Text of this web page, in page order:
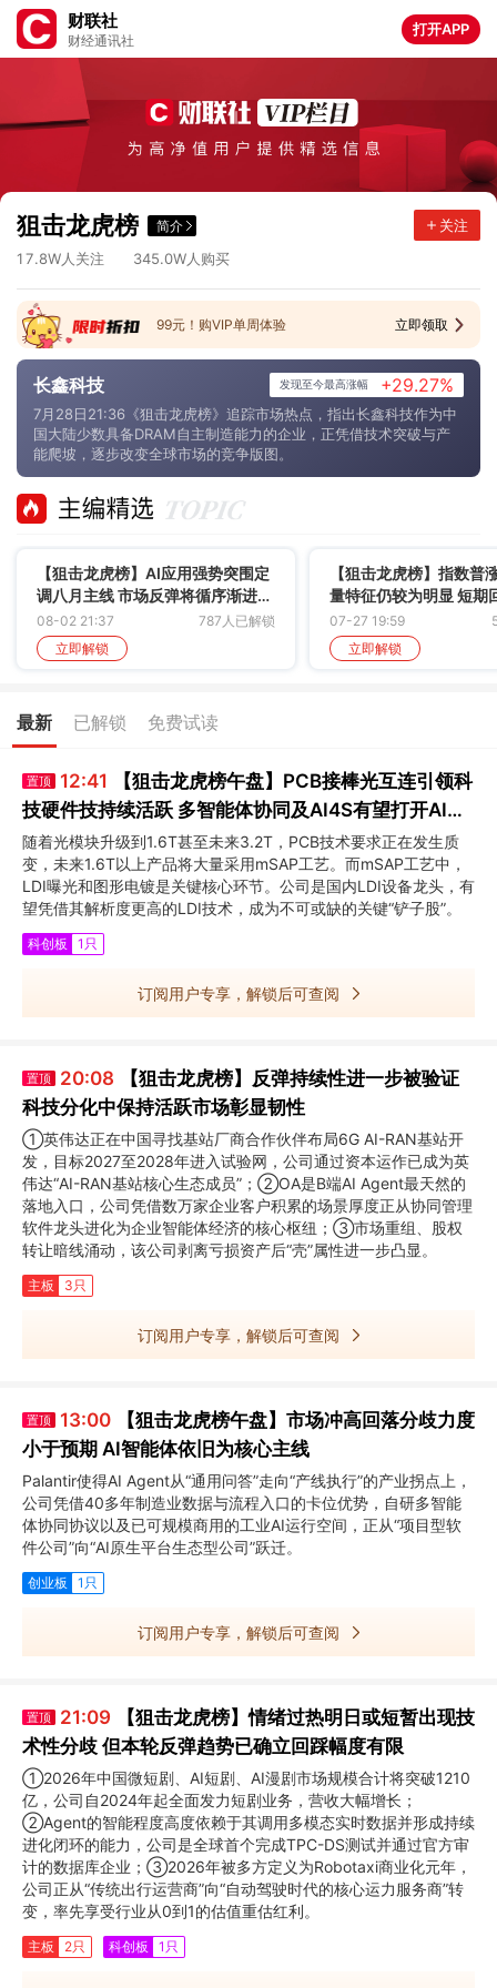
财联社
财经通讯社
打开APP
狙击龙虎榜 简介 关注
2
1
0
1
2
7
8
7
.
.
.
.
5
3
1
8W人关注
0
3
1
2
3
0
3
6
8
4
4
7
1
5
8
5
.
.
.
.
.
.
9
5
0
5
4
0W人购买
99元！购VIP单周体验 立即领取
长鑫科技 发现至今最高涨幅 +29.27%
7月28日21:36《狙击龙虎榜》追踪市场热点，指出长鑫科技作为中
国大陆少数具备DRAM自主制造能力的企业，正凭借技术突破与产
能爬坡，逐步改变全球市场的竞争版图。
【狙击龙虎榜】AI应用强势突围定
调八月主线 市场反弹将循序渐进难
以一蹴而就
08-02 21:37
787人已解锁
立即解锁
【狙击龙虎榜】指数普
量特征仍较为明显 短期
有望迎来新一轮周期
07-27 19:59
立即解锁
最新 已解锁 免费试读
置顶 12:41
【狙击龙虎榜午盘】PCB接棒光互连引领科
技硬件技持续活跃 多智能体协同及AI4S有望打开AI应
用新空间
随着光模块升级到1.6T甚至未来3.2T，PCB技术要求正在发生质
变，未来1.6T以上产品将大量采用mSAP工艺。而mSAP工艺中，
LDI曝光和图形电镀是关键核心环节。公司是国内LDI设备龙头，有
望凭借其解析度更高的LDI技术，成为不可或缺的关键“铲子股”。
科创板 1只
订阅用户专享，解锁后可查阅
置顶 20:08
【狙击龙虎榜】反弹持续性进一步被验证
科技分化中保持活跃市场彰显韧性
①英伟达正在中国寻找基站厂商合作伙伴布局6G AI-RAN基站开
发，目标2027至2028年进入试验网，公司通过资本运作已成为英
伟达“AI-RAN基站核心生态成员”；②OA是B端AI Agent最天然的
落地入口，公司凭借数万家企业客户积累的场景厚度正从协同管理
软件龙头进化为企业智能体经济的核心枢纽；③市场重组、股权
转让暗线涌动，该公司剥离亏损资产后“壳”属性进一步凸显。
主板 3只
订阅用户专享，解锁后可查阅
置顶 13:00
【狙击龙虎榜午盘】市场冲高回落分歧力度
小于预期 AI智能体依旧为核心主线
Palantir使得AI Agent从“通用问答”走向“产线执行”的产业拐点上，
公司凭借40多年制造业数据与流程入口的卡位优势，自研多智能
体协同协议以及已可规模商用的工业AI运行空间，正从“项目型软
件公司”向“AI原生平台生态型公司”跃迁。
创业板 1只
订阅用户专享，解锁后可查阅
置顶 21:09
【狙击龙虎榜】情绪过热明日或短暂出现技
术性分歧 但本轮反弹趋势已确立回踩幅度有限
①2026年中国微短剧、AI短剧、AI漫剧市场规模合计将突破1210
亿，公司自2024年起全面发力短剧业务，营收大幅增长；
②Agent的智能程度高度依赖于其调用多模态实时数据并形成持续
进化闭环的能力，公司是全球首个完成TPC-DS测试并通过官方审
计的数据库企业；③2026年被多方定义为Robotaxi商业化元年，
公司正从“传统出行运营商”向“自动驾驶时代的核心运力服务商”转
变，率先享受行业从0到1的估值重估红利。
主板 2只 科创板 1只